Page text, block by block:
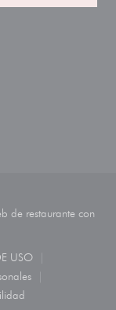
en una nueva
((abre en una
de restaurante con
nueva ventana))
USO
nueva ventana))